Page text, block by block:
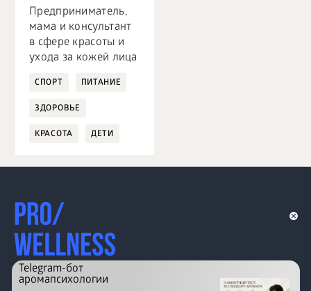
Предприниматель,
мама и консультант
в сфере красоты и
ухода за кожей лица
СПОРТ ПИТАНИЕ
ЗДОРОВЬЕ
КРАСОТА ДЕТИ
Telegram-бот
аромапсихологии